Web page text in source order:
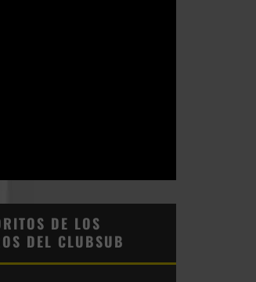
DE LOS
DEL CLUBSUB